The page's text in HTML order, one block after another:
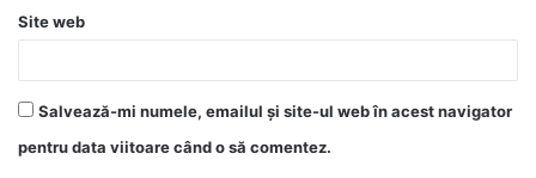
Site web
Salvează-mi numele, emailul și site-ul web în acest navigator
pentru data viitoare când o să comentez.